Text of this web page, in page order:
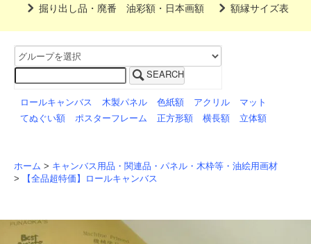
掘り出し品・廃番 油彩額・日本画額
額縁サイズ表
SEARCH
ロールキャンバス 木製パネル 色紙額 アクリル
マット
てぬぐい額
ポスターフレーム 正方形額 横長額 立体額
ホーム > キャンバス用品・関連品・パネル・木枠等・油絵用画材
>
【全品超特価】ロールキャンバス